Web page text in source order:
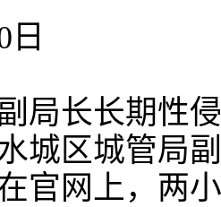
日
局长长期性
城区城管局
官网上，两